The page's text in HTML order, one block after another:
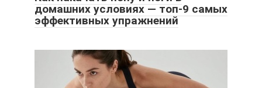
домашних условиях — топ-9 самых
эффективных упражнений